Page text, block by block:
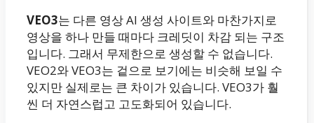
VEO3는 다른 영상 AI 생성 사이트와 마찬가지로
영상을 하나 만들 때마다 크레딧이 차감 되는 구조
입니다. 그래서 무제한으로 생성할 수 없습니다.
VEO2와 VEO3는 겉으로 보기에는 비슷해 보일 수
있지만 실제로는 큰 차이가 있습니다. VEO3가 훨
씬 더 자연스럽고 고도화되어 있습니다.